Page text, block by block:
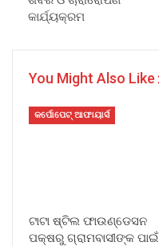
କାର୍ଯ୍ୟକ୍ରମ
You Might Also Like
କର୍ପୋପେଟ୍ ଆଫାୟାର୍ସ
ଟାଟା ଷ୍ଟିଲ ଫାଉଣ୍ଡେସନ
ପକ୍ଷରୁ ଗ୍ରାମବାସୀଙ୍କ ପାଇଁ